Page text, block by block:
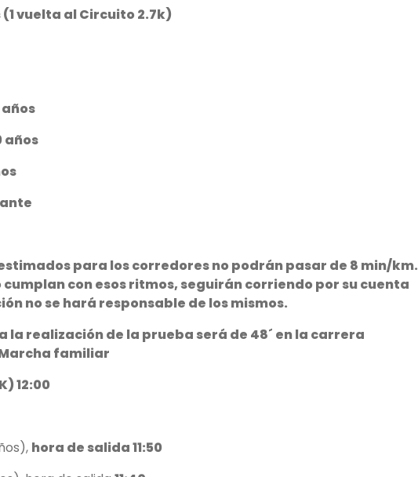
(1 vuelta al Circuito 2.7k)
años
para los corredores no podrán pasar de 8 min/km.
cumplan con esos ritmos, seguirán corriendo por su cuenta
no se hará responsable de los mismos.
la realización de la prueba será de 48´ en la carrera
familiar
12:00
hora de salida 11:50